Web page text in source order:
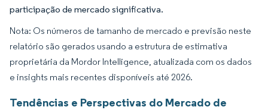
participação de mercado significativa.
Nota: Os números de tamanho de mercado e previsão neste
relatório são gerados usando a estrutura de estimativa
proprietária da Mordor Intelligence, atualizada com os dados
e insights mais recentes disponíveis até 2026.
Tendências e Perspectivas do Mercado de